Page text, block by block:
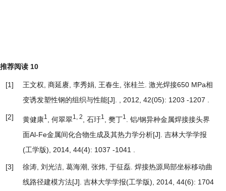
推荐阅读 10
[1] 王文权, 商延赓, 李秀娟, 王春生, 张桂兰. 激光焊接650 MPa相
变诱发塑性钢的组织与性能[J]. , 2012, 42(05): 1203 -1207 .
[2] 黄健康1 , 何翠翠1, 2 , 石玗1 , 樊丁1
铝/钢异种金属焊接接头界
面Al-Fe金属间化合物生成及其热力学分析[J]. 吉林大学学报
(工学版), 2014, 44(4): 1037 -1041 .
[3] 徐涛, 刘光洁, 葛海潮, 张炜, 于征磊. 焊接热源局部坐标移动曲
线路径建模方法[J]. 吉林大学学报(工学版), 2014, 44(6): 1704